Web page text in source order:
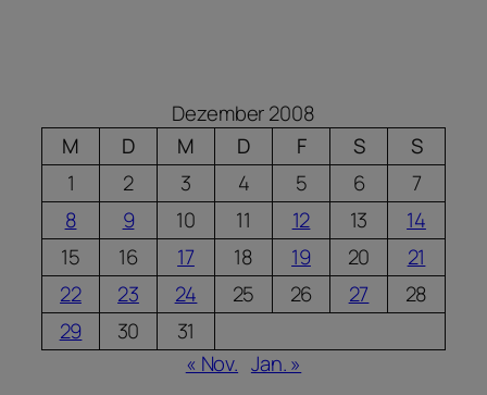
Dezember 2008
M
D M D F S
S
1
2 3 4 5 6
7
8
9 10 11 12 13
14
15
16 17 18 19 20
21
22
23 24 25 26 27
28
29
30
31
« Nov. Jan. »